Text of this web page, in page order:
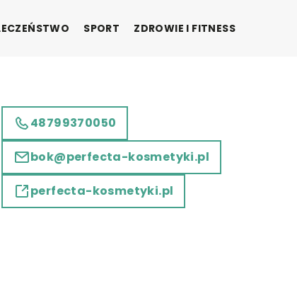
SPORT ZDROWIE I FITNESS
48799370050
bok@perfecta-kosmetyki.pl
perfecta-kosmetyki.pl